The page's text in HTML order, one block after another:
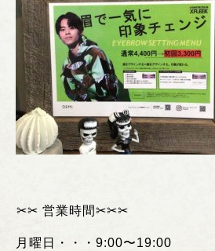
︎✂︎✂︎ 営業時間✂︎✂︎✂︎
月曜日・・・ 9:00〜19:00